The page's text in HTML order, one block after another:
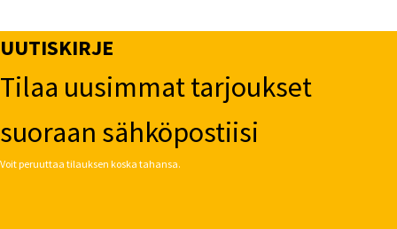
UUTISKIRJE
Tilaa uusimmat tarjoukset
suoraan sähköpostiisi
Voit peruuttaa tilauksen koska tahansa.